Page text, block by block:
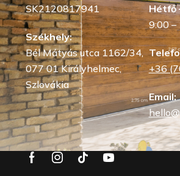
SK2120817941
Székhely:
Bél Mátyás utca 1162/34,
077 01 Királyhelmec,
Szlovákia
Hétfő
9:00 –
+36
Email: